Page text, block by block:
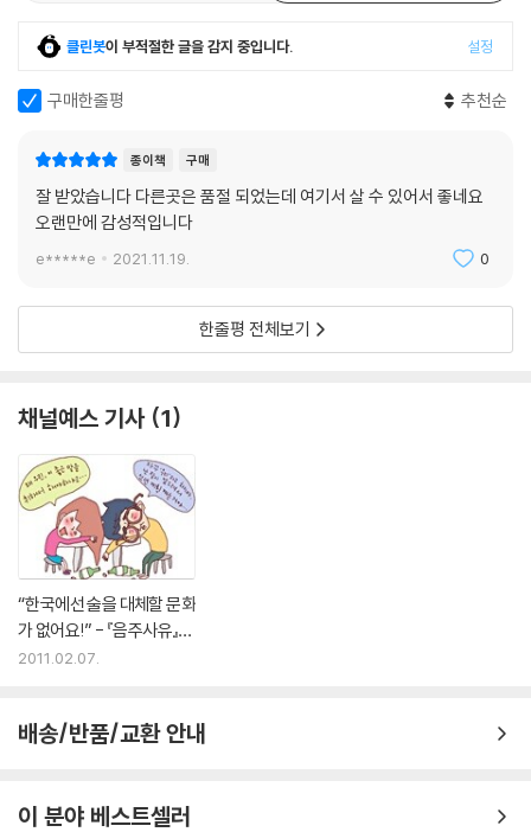
클린봇이 부적절한 글을 감지 중입니다. 설정
구매한줄평 추천순
종이책 구매
잘 받았습니다 다른곳은 품절 되었는데 여기서 살 수 있어서 좋네요
오랜만에 감성적입니다
e*****e 2021.11.19. 0
한줄평 전체보기
채널예스 기사 1
“한국에선 술을 대체할 문화
가 없어요!” - 『음주사유』
김은하·박기원
2011.02.07.
배송/반품/교환 안내
이 분야 베스트셀러